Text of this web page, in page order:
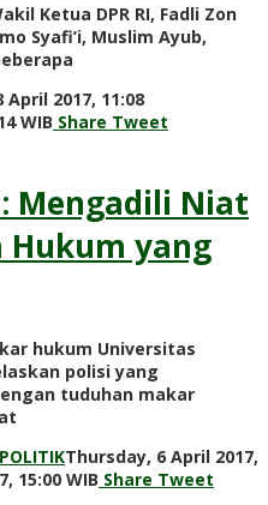
Ketua DPR RI, Fadli Zon
Syafi’i, Muslim Ayub,
April 2017, 11:08
WIB by
Share Tweet
Mengadili Niat
Hukum yang
hukum Universitas
polisi yang
tuduhan makar
POLITIKThursday, 6 April 2017,
15:00 WIB by
Share Tweet